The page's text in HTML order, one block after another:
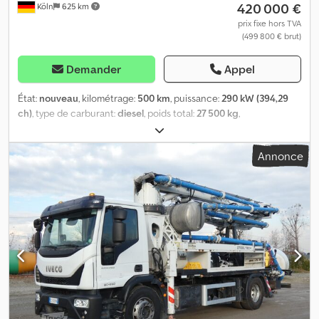
multimédia, interactif avec navigation et Bluetooth * Interface,
système de gestion de flotte FMS *㠶ruck Data Center 8 *㠶
ssistance au maintien dans la voie *㠶ssistance à la vigilance du
conducteur *㠶ssistance de reconnaissance des panneaux de
signalisation *㠶ctive Brake Assist 6 *㠶ctive Sideguard Assist 2 *
㠶rontguard Assist *㠶égulateur de vitesse Équipement
superstructure *㠶ompe à béton Schwing S 36 X, 36 m *㠶ombre
de joints : 4 Dcjdpfow Nuntsx Abmsk *㠶uyaux : Super 2000 DN 125
*㠶ortée verticale : 35,30 m *㠶ortée à partir du pivot : 31,30 m *㠶
lume de distribution : 36R *㠶ype de pompe : P2023-110/75 *㠶
héo. Débit de béton : 161 m³/h *㠶ystème de commande : Vector *
㠶ystème de coulisse : M-Rock *㠶allage électrique sur trémie *
㠶ange de pivotement : 2 x 365° *㠶ystème de stabilisation : Easy-
Flex, CE *㠶auteur de remplissage : environ 1 350 mm *㠶rive
hydraulique : max. V 636 l/min. *㠶iamètre du cylindre de
distribution : 230 mm *㠶éserve d'eau : 420 l, pompe à eau à
rouleau *㠶élécommande : Schwing Control 30 *㠶éfrigérateur
d'huile *㠶ystème de commande MPS Spécifications techniques
* kW : 335 * CV : 455 * Pneus avant et arrière : 315/80R22,5 * Poids
total : 27 500 kg * Classe d'émissions : Euro 6, E * Boîte de
vitesses : automatique, Mercedes Powershift 3 * État : neuf
Köln 625 km 420 000 €
prix fixe hors TVA
(499 800 € brut)
Demander Appel
État: nouveau, kilométrage: 500 km, puissance:290 kW (394,29
ch), type de carburant:diesel, poids total:27 500 kg,
3 essieux, couleur:
d'engrenage:automatique, classe d'émission:Euro 6, Année de
construction:
2026 , Équipement:ABS, climatisation, programme
électronique de stabilité (ESP), système de navigation,
Mercedes Benz Arocs 2740 6x4 EURO6E GSR avec pompe à
béton Schwing S 36 X Razor 5-articulations Le véhicule est-il en
cours de livraison ? GSR – Aide au virage, avertisseur de
franchissement de ligne, assistant de freinage d’urgence, caméra
de recul, etc. Première immatriculation/Enregistrement : sans
immatriculation Kilométrage : 500 Couleur : Blanc arctique
Caractéristiques techniques * KW 290 * CV 394 * Pneus avant et
arrière 315/80R22,5 * Poids total 27 500 * Classe d’émissions Euro
6, E * Boîte de vitesses : automatique, Mercedes Powershift 3 *
Annonce